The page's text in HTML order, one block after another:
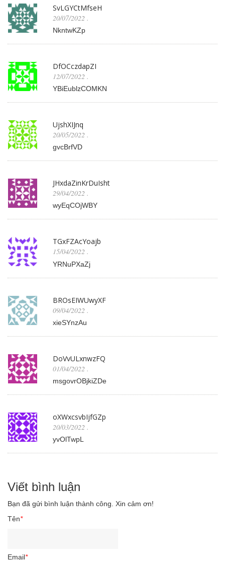
SvLGYCtMfseH
20/07/2022 .
NkntwKZp
DfOCczdapZI
12/07/2022 .
YBiEublzCOMKN
UjshXIJnq
20/05/2022 .
gvcBrfVD
JHxdaZinKrDuIsht
29/04/2022 .
wyEqCOjWBY
TGxFZAcYoajb
15/04/2022 .
YRNuPXaZj
BROsEIWUwyXF
09/04/2022 .
xieSYnzAu
DoVvULxnwzFQ
01/04/2022 .
msgovrOBjkiZDe
oXWxcsvbIjfGZp
20/03/2022 .
yvOlTwpL
Viết bình luận
Bạn đã gửi bình luận thành công. Xin cảm ơn!
Tên*
Email*